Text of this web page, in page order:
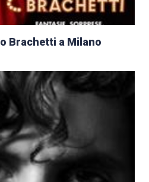
Brachetti a Milano